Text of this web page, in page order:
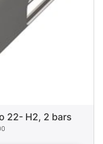
22- H2, 2 bars